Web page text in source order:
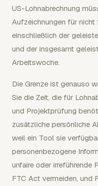
US-Lohnabrechnung
Aufzeichnungen für
einschließlich der
und der insgesamt
Arbeitswoche.
Die Grenze ist genauso
Sie die Zeit, die für
und Projektprüfung
zusätzliche persönliche
weil ein Tool sie
personenbezogene
unfaire oder irreführende
FTC Act vermeiden, und